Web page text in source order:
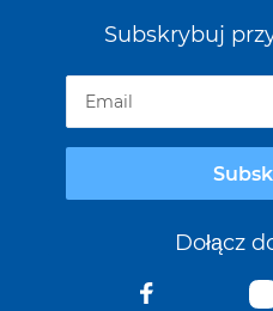
Subskrybuj
Dołącz